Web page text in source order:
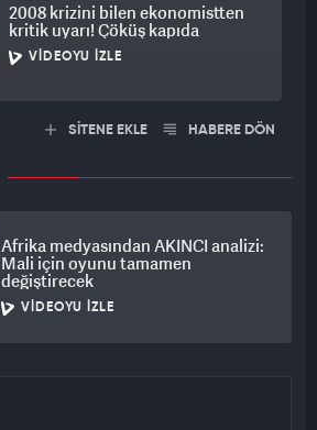
2008 krizini bilen ekonomistten
kritik uyarı! Çöküş kapıda
VIDEOYU İZLE
SİTENE EKLE HABERE DÖN
Afrika medyasından AKINCI analizi:
Mali için oyunu tamamen
değiştirecek
VIDEOYU İZLE